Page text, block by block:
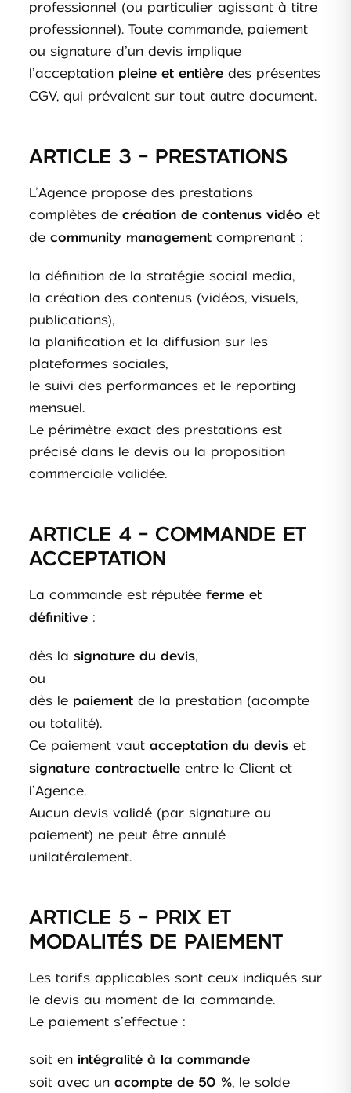
professionnel (ou particulier agissant à titre
professionnel). Toute commande, paiement
ou signature d’un devis implique
l’acceptation pleine et entière des présentes
CGV, qui prévalent sur tout autre document.
ARTICLE 3 - PRESTATIONS
L’Agence propose des prestations
complètes de création de contenus vidéo et
de community management comprenant :
la définition de la stratégie social media,
la création des contenus (vidéos, visuels,
publications),
la planification et la diffusion sur les
plateformes sociales,
le suivi des performances et le reporting
mensuel.
Le périmètre exact des prestations est
précisé dans le devis ou la proposition
commerciale validée.
ARTICLE 4 - COMMANDE ET
ACCEPTATION
La commande est réputée ferme et
définitive :
dès la signature du devis,
ou
dès le paiement de la prestation (acompte
ou totalité).
Ce paiement vaut acceptation du devis et
signature contractuelle entre le Client et
l’Agence.
Aucun devis validé (par signature ou
paiement) ne peut être annulé
unilatéralement.
ARTICLE 5 - PRIX ET
MODALITÉS DE PAIEMENT
Les tarifs applicables sont ceux indiqués sur
le devis au moment de la commande.
Le paiement s’effectue :
soit en intégralité à la commande
soit avec un acompte de 50 %, le solde